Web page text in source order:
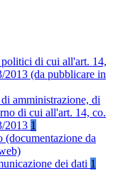
di cui all'art. 14,
2013 (da pubblicare in
amministrazione, di
di cui all'art. 14, co.
2013 1
(documentazione da
dei dati 1